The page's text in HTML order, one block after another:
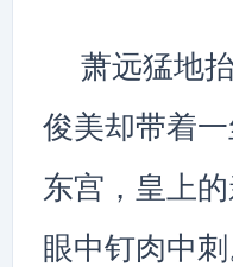
萧远猛地
俊美却带着
东宫，皇上
眼中钉肉中